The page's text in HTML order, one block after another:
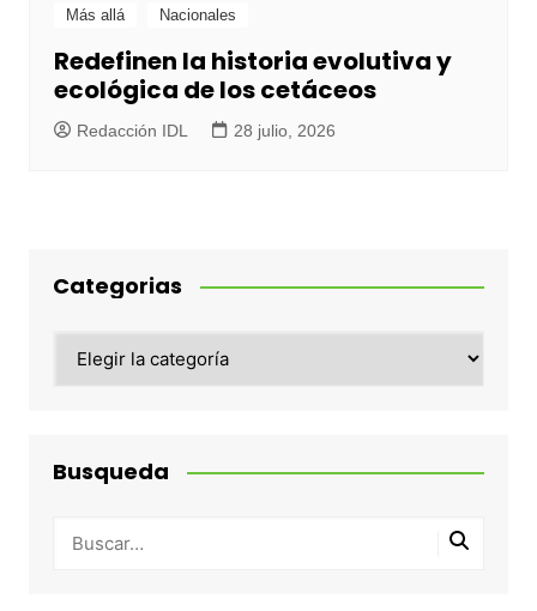
Más allá Nacionales
Redefinen la historia evolutiva y
ecológica de los cetáceos
Redacción IDL 28 julio, 2026
Categorias
Busqueda